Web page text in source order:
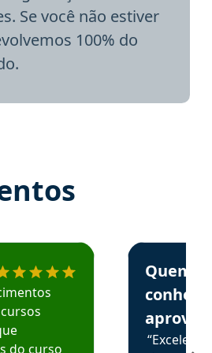
Se você não estiver
100% do
o Aprova Concursos em
do curso
Estudante
Quem
aprova